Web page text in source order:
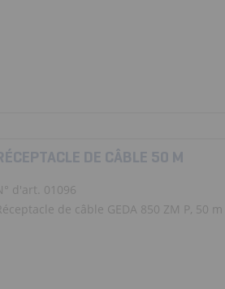
DE CÂBLE 50 M
d'art. 01096
de câble GEDA 850 ZM P, 50 m